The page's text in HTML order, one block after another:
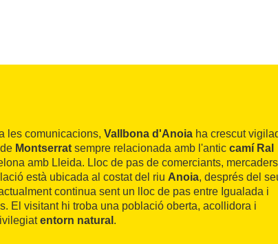
les comunicacions, Vallbona d'Anoia ha crescut
Montserrat sempre relacionada amb l'antic camí Ral
amb Lleida. Lloc de pas de comerciants,
està ubicada al costat del riu Anoia, després del
continua sent un lloc de pas entre Igualada i
El visitant hi troba una població oberta, acollidora i
entorn natural .